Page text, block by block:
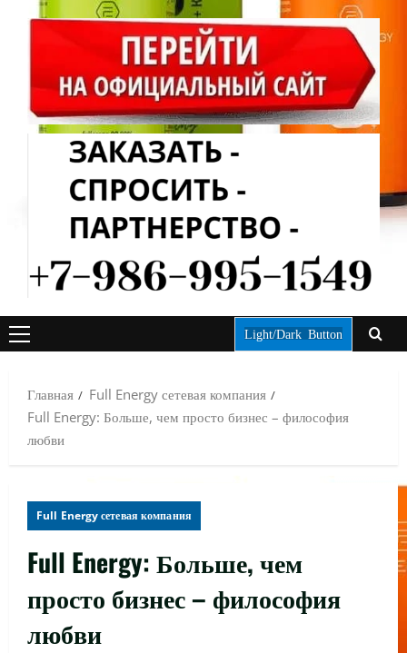
ОСНОВНОЕ
Light/Dark Button
Главная
Full Energy сетевая компания
Full Energy: Больше, чем просто бизнес – философия
любви
Full Energy сетевая компания
Full Energy: Больше, чем
просто бизнес – философия
любви